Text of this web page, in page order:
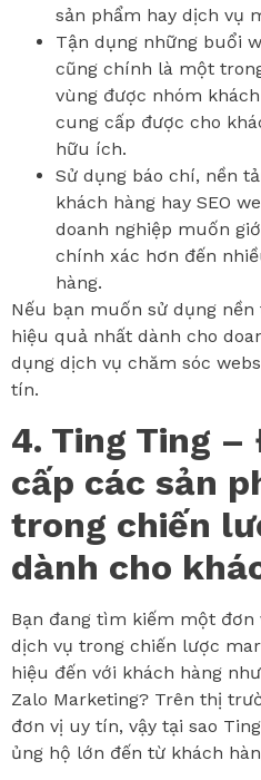
sản phẩm hay dịch vụ
Tận dụng những buổi
cũng chính là một
vùng được nhóm
cung cấp được cho
hữu ích.
Sử dụng báo chí, nền
khách hàng hay SEO
doanh nghiệp muốn
chính xác hơn đến
hàng.
Nếu bạn muốn sử dụng
hiệu quả nhất dành cho
dụng dịch vụ chăm sóc
tín.
4. Ting Ting
cấp các sản
trong chiến
dành cho
Bạn đang tìm kiếm một đơn
dịch vụ trong chiến lược
hiệu đến với khách hàng
Zalo Marketing? Trên thị
đơn vị uy tín, vậy tại sao
ủng hộ lớn đến từ khách